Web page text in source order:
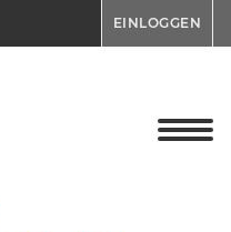
EINLOGGEN